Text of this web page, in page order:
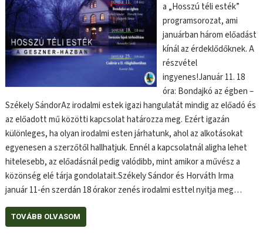
a „Hosszú téli esték”
programsorozat, ami
januárban három előadást
kínál az érdeklődőknek. A
részvétel
ingyenes!Január 11. 18
óra: Bondajkó az égben –
Székely SándorAz irodalmi estek igazi hangulatát mindig az előadó és
az előadott mű közötti kapcsolat határozza meg. Ezért igazán
különleges, ha olyan irodalmi esten járhatunk, ahol az alkotásokat
egyenesen a szerzőtől hallhatjuk. Ennél a kapcsolatnál aligha lehet
hitelesebb, az előadásnál pedig valódibb, mint amikor a művész a
közönség elé tárja gondolatait.Székely Sándor és Horváth Irma
január 11-én szerdán 18 órakor zenés irodalmi esttel nyitja meg…
TOVÁBB OLVASOM